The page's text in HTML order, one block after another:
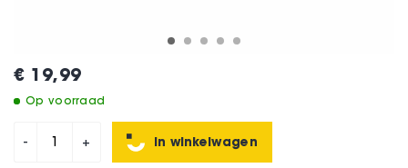
€ 19,99
Op voorraad
- + In winkelwagen